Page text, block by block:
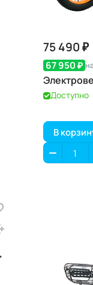
75 490 ₽
67 950 ₽
Доступно
В